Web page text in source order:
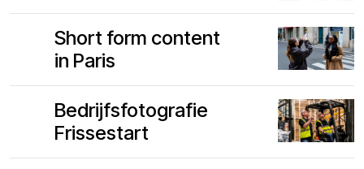
Short form content
in Paris
Bedrijfsfotografie
Frissestart